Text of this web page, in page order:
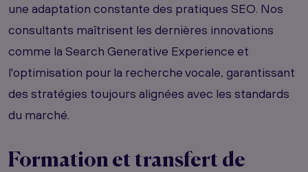
une adaptation constante des pratiques SEO. Nos
consultants maîtrisent les dernières innovations
comme la Search Generative Experience et
l'optimisation pour la recherche vocale, garantissant
des stratégies toujours alignées avec les standards
du marché.
Formation et transfert de